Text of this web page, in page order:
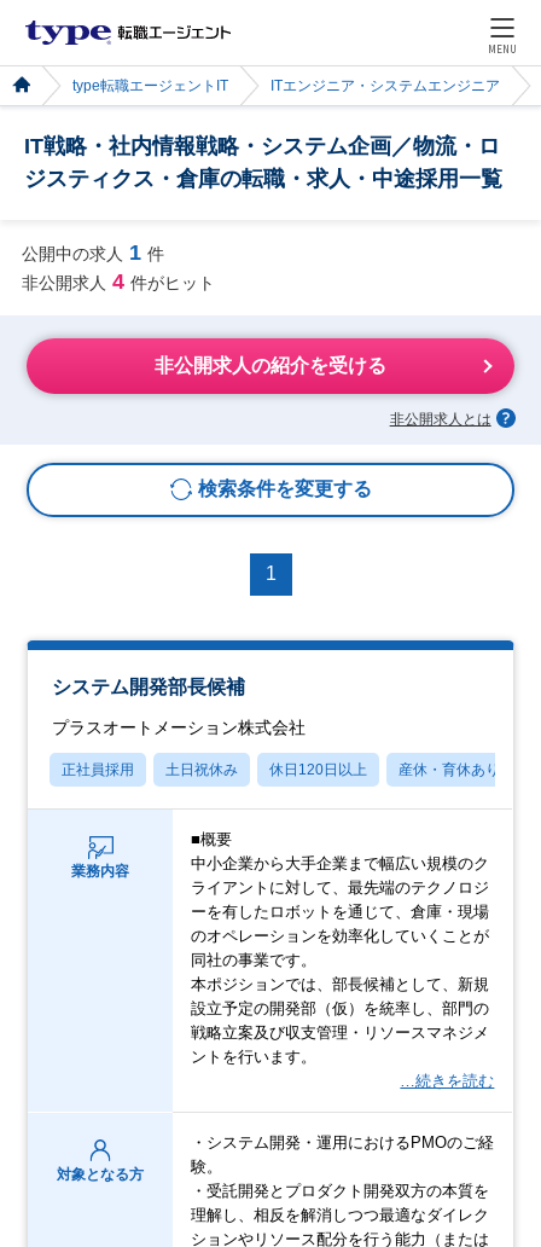
MENU
type転職エージェントIT ITエンジニア・システムエンジニア
IT戦略・社内情報戦略・システム企画／物流・ロ
ジスティクス・倉庫の転職・求人・中途採用一覧
公開中の求人 1 件
非公開求人 4 件がヒット
非公開求人の紹介を受ける
非公開求人とは
検索条件を変更する
1
システム開発部長候補
プラスオートメーション株式会社
正社員採用 土日祝休み 休日120日以上 産休・育休あり
業務内容
■概要
中小企業から大手企業まで幅広い規模のク
ライアントに対して、最先端のテクノロジ
ーを有したロボットを通じて、倉庫・現場
のオペレーションを効率化していくことが
同社の事業です。
本ポジションでは、部長候補として、新規
設立予定の開発部（仮）を統率し、部門の
戦略立案及び収支管理・リソースマネジメ
ントを行います。
…続きを読む
対象となる方
・システム開発・運用におけるPMOのご経
験。
・受託開発とプロダクト開発双方の本質を
理解し、相反を解消しつつ最適なダイレク
ションやリソース配分を行う能力（または